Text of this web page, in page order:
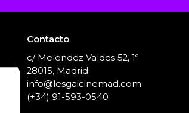
Contacto
c/ Melendez Valdes 52, 1º
28015, Madrid
info@lesgaicinemad.com
(+34) 91-593-0540